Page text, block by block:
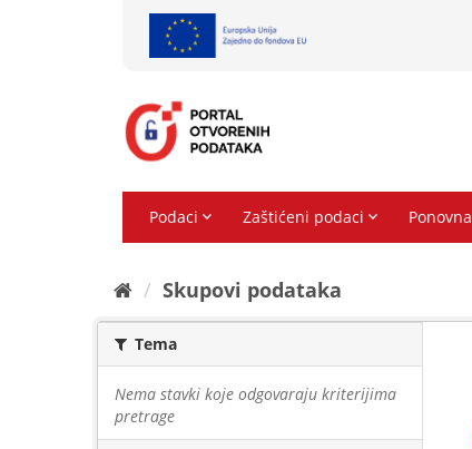
Skupovi podаtаkа
Tema
Nema stavki koje odgovaraju kriterijima
pretrage